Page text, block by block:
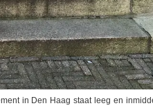
in Den Haag staat leeg en